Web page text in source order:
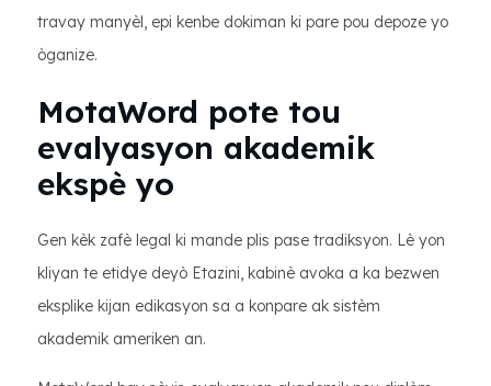
travay manyèl, epi kenbe dokiman ki pare pou depoze yo
òganize.
MotaWord pote tou
evalyasyon akademik
ekspè yo
Gen kèk zafè legal ki mande plis pase tradiksyon. Lè yon
kliyan te etidye deyò Etazini, kabinè avoka a ka bezwen
eksplike kijan edikasyon sa a konpare ak sistèm
akademik ameriken an.